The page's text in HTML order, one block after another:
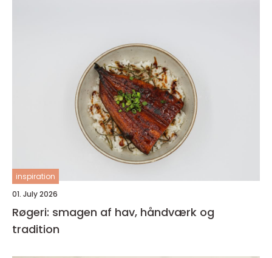
inspiration
01. July 2026
Røgeri: smagen af hav, håndværk og
tradition